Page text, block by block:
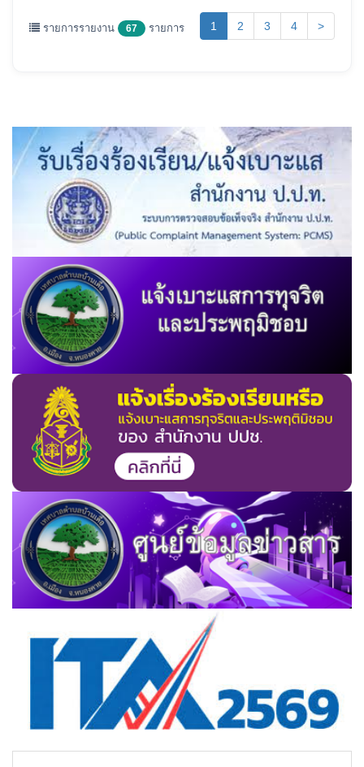
รายการรายงาน 67 รายการ 1 (current)
2 3 4 >